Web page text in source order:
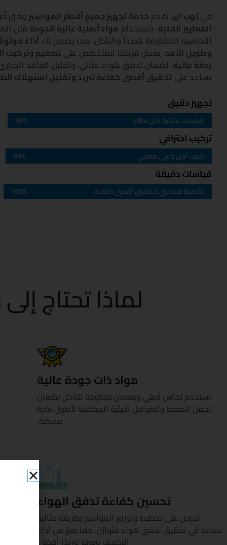
فيتوب اير، نقدم خدمة تجهيز جميع أقطار المواسير وفق
المعايير الفنية، باستخدام مواد أصلية عالية الجودة مثل
النحاسية المقاومة للصدأ والتآكل، مما يضمن لك أداءً
وطويل الأمد. يعمل فريقنا المتخصص على تصميم وتركيب
بدقة عالية، لضمان تدفق هواء مثالي، وتقليل الفاقد
يساعد على تحقيق أقصى كفاءة تبريد وتقليل استهلاك
تجهيز دقيق
قياسات مثالية لكل نظام 98%
تركيب احترافي
تثبيت آمن بأعلى معايي 99%
قياسات دقيقة
تخطيط هندسي لتحقيق أقصى كفاءة 100%
لماذا تحتاج
مواد ذات جودة عالية
نستخدم نحاس أصلي ومعادن مقاومة للتآكل لضمان
تحمل الضغط والعوامل البيئية المختلفة لأطول فترة
ممكنة.
تحسين كفاءة تدفق الهواء
نحرص على تخطيط وتوزيع المواسير بطريقة مثالية
تساعد في تحقيق تدفق هواء متوازن، مما يعزز من أداء
التكييف ويوفر تبريدًا أفضل.